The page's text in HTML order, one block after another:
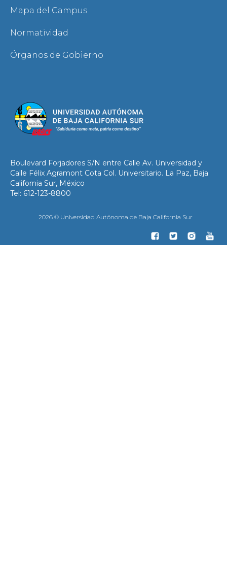
Mapa del Campus
Normatividad
Órganos de Gobierno
Boulevard Forjadores S/N entre Calle Av. Universidad y
Calle Félix Agramont Cota Col. Universitario. La Paz, Baja
California Sur, México
Tel: 612-123-8800
2026 © Universidad Autónoma de Baja California Sur